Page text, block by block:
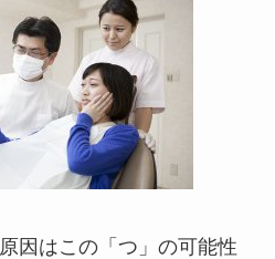
因はこの「つ」の可能性